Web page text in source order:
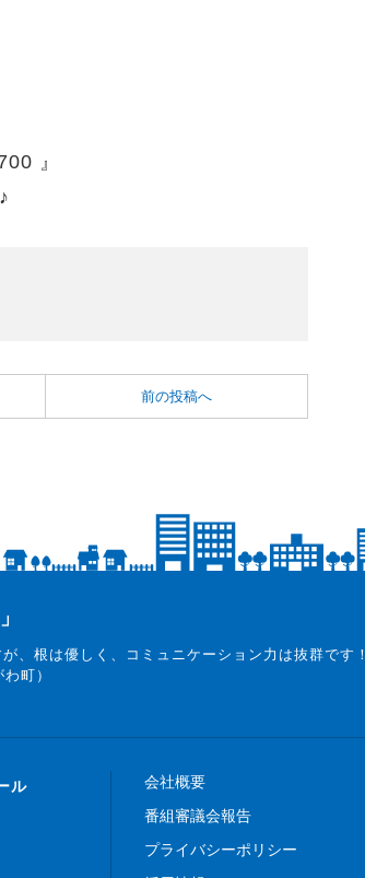
』
前の投稿へ
、根は優しく、コミュニケーション力は抜群です！
町）
ル 会社概要
番組審議会報告
プライバシーポリシー